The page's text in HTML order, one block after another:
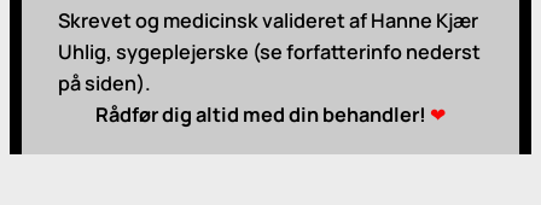
Skrevet og medicinsk valideret af Hanne Kjær
Uhlig, sygeplejerske (se forfatterinfo nederst
på siden).
Rådfør dig altid med din behandler! ❤